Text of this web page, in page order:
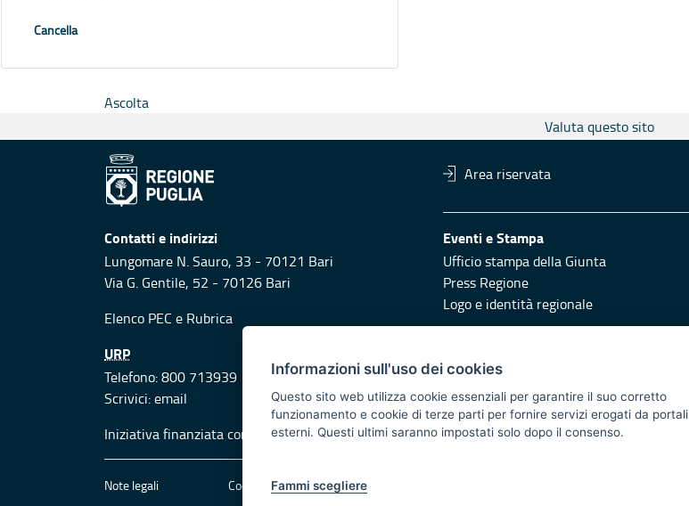
Cancella
Ascolta
Valuta questo sito
Area riservata
Contatti e indirizzi
Lungomare N. Sauro, 33 - 70121 Bari
Via G. Gentile, 52 - 70126 Bari
Elenco PEC e Rubrica
Eventi e Stampa
Ufficio stampa della Giunta
Press Regione
Logo e identità regionale
URP
Telefono: 800 713939
Scrivici:email
Responsabili di pubblicazione
Iniziativa finanziata con risorse del POR Puglia 2014/2020 - Asse XI
Note legali Cookie e privacy
Informazioni sull'uso dei cookies
Questo sito web utilizza cookie essenziali per garantire il suo corretto
funzionamento e cookie di terze parti per fornire servizi erogati da portali
esterni. Questi ultimi saranno impostati solo dopo il consenso.
Fammi scegliere